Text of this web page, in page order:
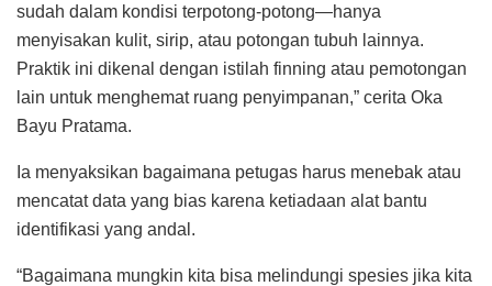
sudah dalam kondisi terpotong-potong—hanya
menyisakan kulit, sirip, atau potongan tubuh lainnya.
Praktik ini dikenal dengan istilah finning atau pemotongan
lain untuk menghemat ruang penyimpanan,” cerita Oka
Bayu Pratama.
Ia menyaksikan bagaimana petugas harus menebak atau
mencatat data yang bias karena ketiadaan alat bantu
identifikasi yang andal.
“Bagaimana mungkin kita bisa melindungi spesies jika kita